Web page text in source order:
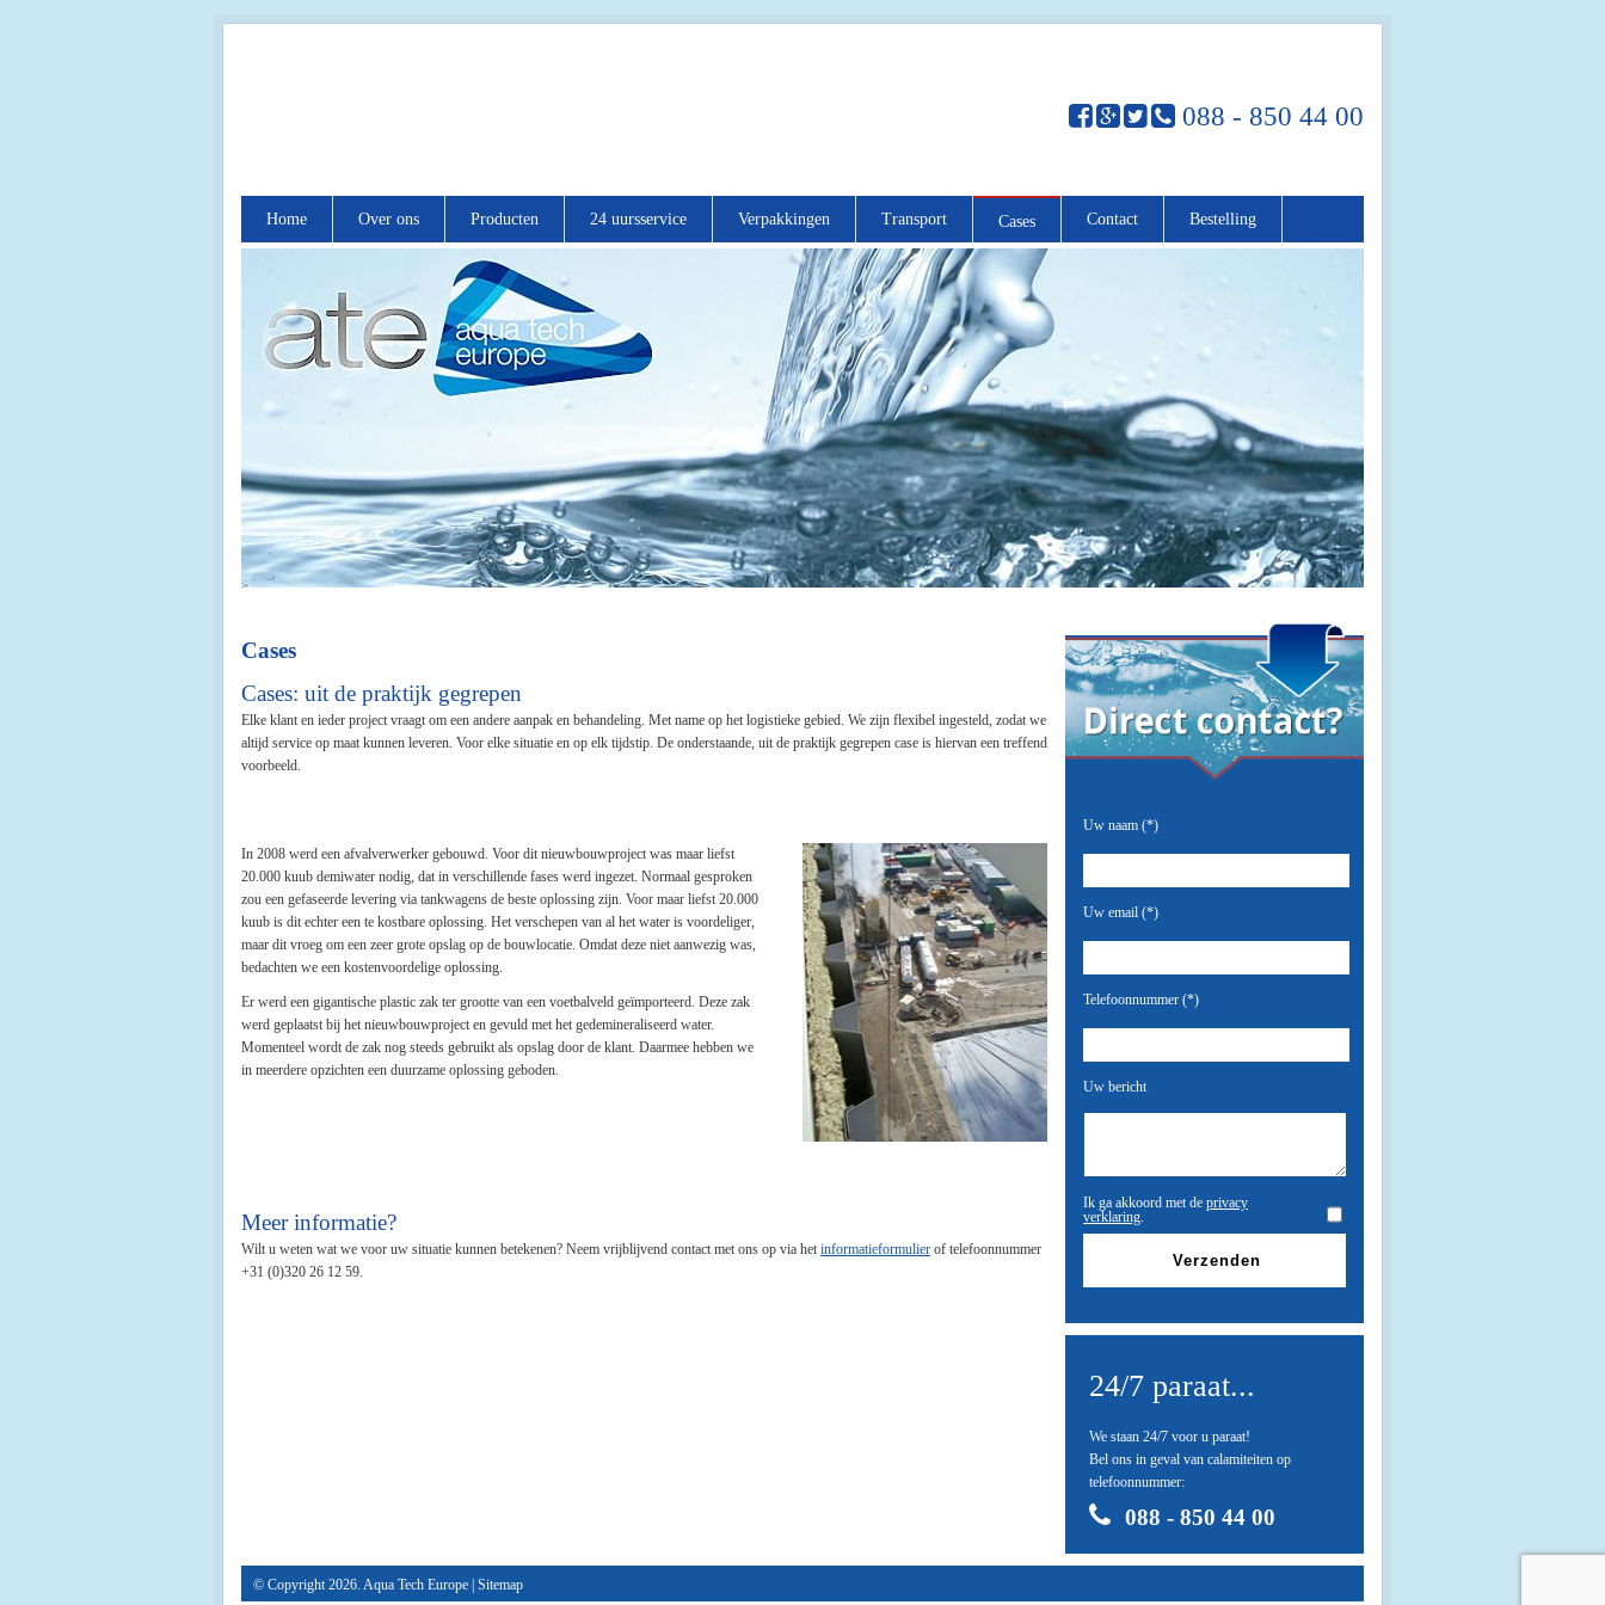
088 - 850 44 00
Home Over ons Producten 24 uursservice Verpakkingen Transport Cases Contact Bestelling
Cases
Cases: uit de praktijk gegrepen
Elke klant en ieder project vraagt om een andere aanpak en behandeling. Met name op het logistieke gebied. We zijn flexibel ingesteld, zodat we
altijd service op maat kunnen leveren. Voor elke situatie en op elk tijdstip. De onderstaande, uit de praktijk gegrepen case is hiervan een treffend
voorbeeld.
In 2008 werd een afvalverwerker gebouwd. Voor dit nieuwbouwproject was maar liefst
20.000 kuub demiwater nodig, dat in verschillende fases werd ingezet. Normaal gesproken
zou een gefaseerde levering via tankwagens de beste oplossing zijn. Voor maar liefst 20.000
kuub is dit echter een te kostbare oplossing. Het verschepen van al het water is voordeliger,
maar dit vroeg om een zeer grote opslag op de bouwlocatie. Omdat deze niet aanwezig was,
bedachten we een kostenvoordelige oplossing.
Er werd een gigantische plastic zak ter grootte van een voetbalveld geïmporteerd. Deze zak
werd geplaatst bij het nieuwbouwproject en gevuld met het gedemineraliseerd water.
Momenteel wordt de zak nog steeds gebruikt als opslag door de klant. Daarmee hebben we
in meerdere opzichten een duurzame oplossing geboden.
Meer informatie?
Wilt u weten wat we voor uw situatie kunnen betekenen? Neem vrijblijvend contact met ons op via het informatieformulier of telefoonnummer
+31 (0)320 26 12 59.
Uw naam (*)
Uw email (*)
Telefoonnummer (*)
Uw bericht
Ik ga akkoord met de privacy
verklaring.
24/7 paraat...
We staan 24/7 voor u paraat!
Bel ons in geval van calamiteiten op
telefoonnummer:
088 - 850 44 00
© Copyright 2026. Aqua Tech Europe | Sitemap